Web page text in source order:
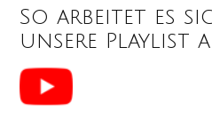
So arbeitet es
unsere Playlist